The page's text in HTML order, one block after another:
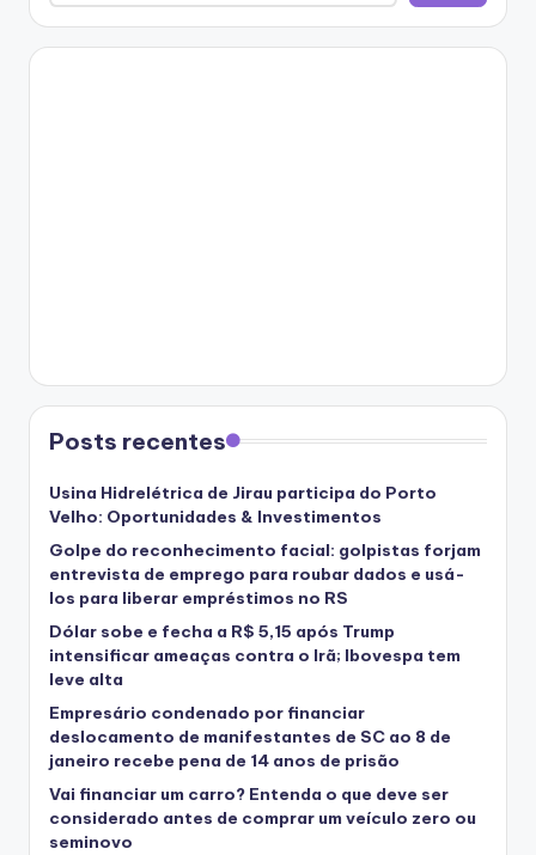
Posts recentes
Usina Hidrelétrica de Jirau participa do Porto
Velho: Oportunidades & Investimentos
Golpe do reconhecimento facial: golpistas forjam
entrevista de emprego para roubar dados e usá-
los para liberar empréstimos no RS
Dólar sobe e fecha a R$ 5,15 após Trump
intensificar ameaças contra o Irã; Ibovespa tem
leve alta
Empresário condenado por financiar
deslocamento de manifestantes de SC ao 8 de
janeiro recebe pena de 14 anos de prisão
Vai financiar um carro? Entenda o que deve ser
considerado antes de comprar um veículo zero ou
seminovo